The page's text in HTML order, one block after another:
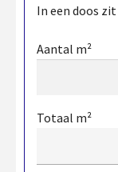
In een doos zit
Aantal m²
Totaal m²